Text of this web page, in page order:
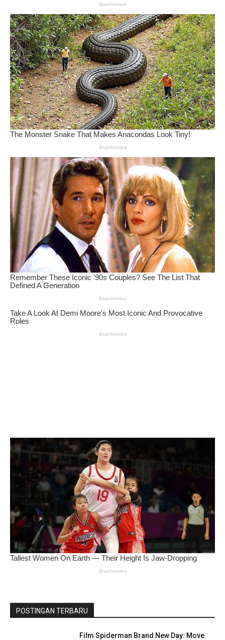
POSTINGAN TERBARU
Film Spiderman Brand New Day: Move